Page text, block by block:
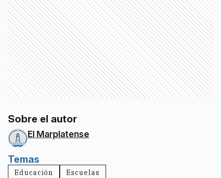
Sobre el autor
El Marplatense
Temas
Educación
Escuelas